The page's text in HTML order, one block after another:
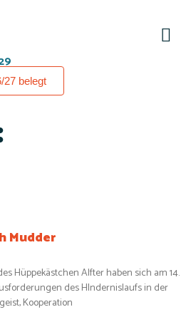
27 belegt
Mudder
Hüppekästchen Alfter haben sich am 14.
des HIndernislaufs in der
Kooperation